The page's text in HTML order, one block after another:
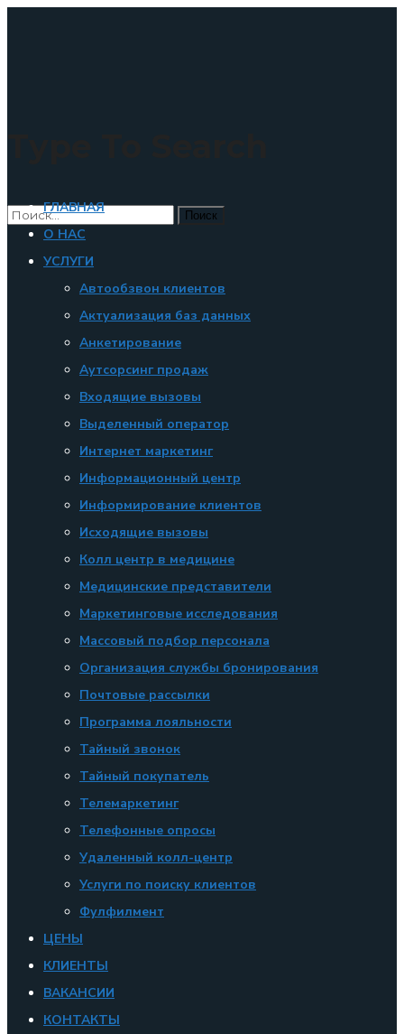
ГЛАВНАЯ
О НАС
УСЛУГИ
Автообзвон клиентов
Актуализация баз данных
Анкетирование
Аутсорсинг продаж
Входящие вызовы
Выделенный оператор
Интернет маркетинг
Информационный центр
Информирование клиентов
Исходящие вызовы
Колл центр в медицине
Медицинские представители
Маркетинговые исследования
Массовый подбор персонала
Организация службы бронирования
Почтовые рассылки
Программа лояльности
Тайный звонок
Тайный покупатель
Телемаркетинг
Телефонные опросы
Удаленный колл-центр
Услуги по поиску клиентов
Фулфилмент
ЦЕНЫ
КЛИЕНТЫ
ВАКАНСИИ
КОНТАКТЫ